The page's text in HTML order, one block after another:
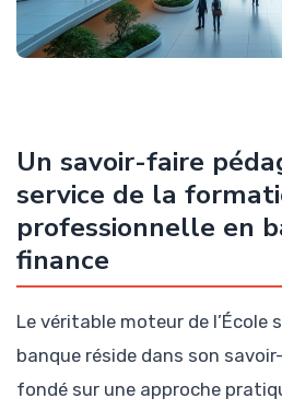
Un savoir-faire
service de la
professionnelle en
finance
Le véritable moteur de l’École
banque réside dans son
fondé sur une approche